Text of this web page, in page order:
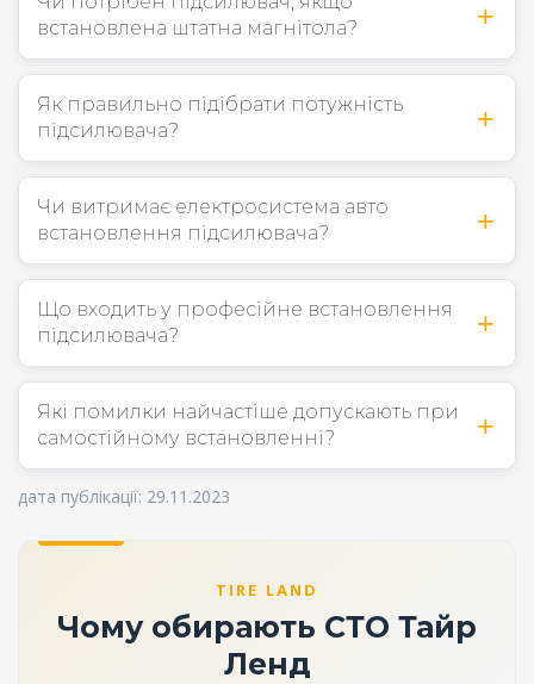
встановлена штатна магнітола?
Як правильно підібрати потужність
підсилювача?
Чи витримає електросистема авто
встановлення підсилювача?
Що входить у професійне встановлення
підсилювача?
Які помилки найчастіше допускають при
самостійному встановленні?
дата публікації: 29.11.2023
TIRE LAND
Чому обирають СТО Тайр
Ленд